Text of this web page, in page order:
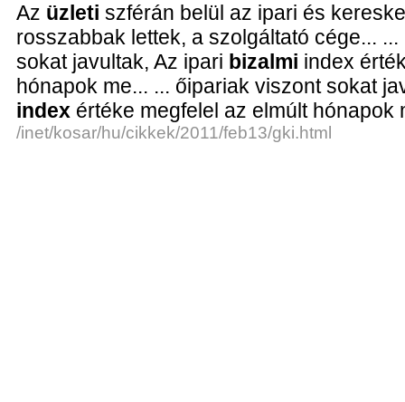
Az üzleti szférán belül az ipari és
rosszabbak lettek, a szolgáltató cége...
sokat javultak, Az ipari bizalmi index
hónapok me... ... őipariak viszont sokat
index értéke megfelel az elmúlt hónapok
/inet/kosar/hu/cikkek/2011/feb13/gki.html